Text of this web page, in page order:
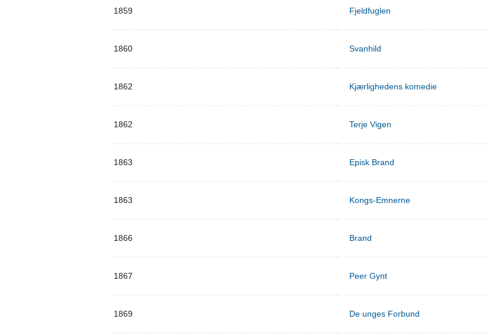
1859 Fjeldfuglen
1860 Svanhild
1862 Kjærlighedens komedie
1862 Terje Vigen
1863 Episk Brand
1863 Kongs-Emnerne
1866 Brand
1867 Peer Gynt
1869 De unges Forbund